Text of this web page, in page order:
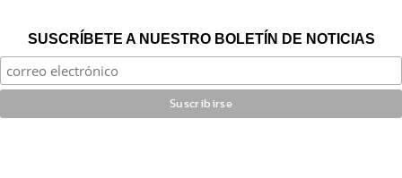
SUSCRÍBETE A NUESTRO BOLETÍN DE NOTICIAS